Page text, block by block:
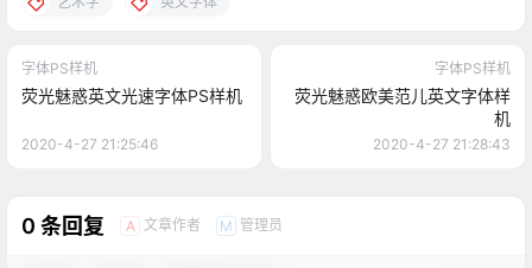
字体PS样机
荧光魅惑英文光速字体PS样机
2020-4-27 21:25:46
字体PS样机
荧光魅惑欧美范儿英文字体样
机
2020-4-27 21:28:43
0 条回复 A 文章作者 M 管理员